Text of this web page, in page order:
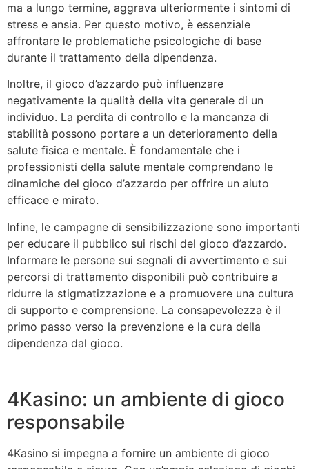
ma a lungo termine, aggrava ulteriormente i sintomi di
stress e ansia. Per questo motivo, è essenziale
affrontare le problematiche psicologiche di base
durante il trattamento della dipendenza.
Inoltre, il gioco d’azzardo può influenzare
negativamente la qualità della vita generale di un
individuo. La perdita di controllo e la mancanza di
stabilità possono portare a un deterioramento della
salute fisica e mentale. È fondamentale che i
professionisti della salute mentale comprendano le
dinamiche del gioco d’azzardo per offrire un aiuto
efficace e mirato.
Infine, le campagne di sensibilizzazione sono importanti
per educare il pubblico sui rischi del gioco d’azzardo.
Informare le persone sui segnali di avvertimento e sui
percorsi di trattamento disponibili può contribuire a
ridurre la stigmatizzazione e a promuovere una cultura
di supporto e comprensione. La consapevolezza è il
primo passo verso la prevenzione e la cura della
dipendenza dal gioco.
4Kasino: un ambiente di gioco
responsabile
4Kasino si impegna a fornire un ambiente di gioco